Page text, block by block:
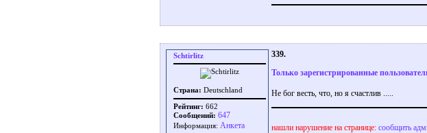
Schtirlitz
Страна: Deutschland
Рейтинг: 662
Сообщений: 647
Информация: Aнкета
339.
Только зарегистрированные
Не бог весть, что, но я счастлив .....
нашли нарушение на странице: сообщить